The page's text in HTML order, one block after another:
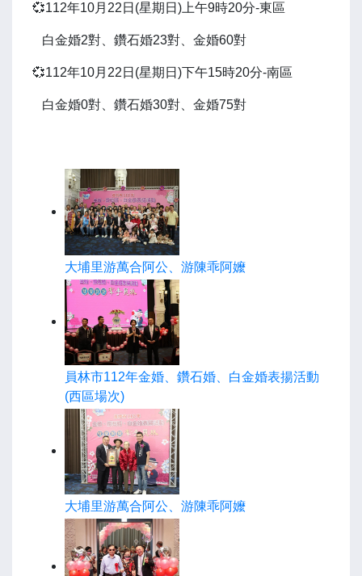
💞112年10月22日(星期日)上午9時20分-東區
白金婚2對、鑽石婚23對、金婚60對
💞112年10月22日(星期日)下午15時20分-南區
白金婚0對、鑽石婚30對、金婚75對
大埔里游萬合阿公、游陳乖阿嬤
員林市112年金婚、鑽石婚、白金婚表揚活動
(西區場次)
大埔里游萬合阿公、游陳乖阿嬤